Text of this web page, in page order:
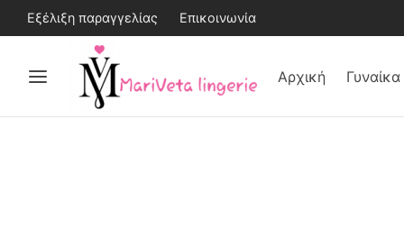
Εξέλιξη παραγγελίας Επικοινωνία
Αρχική Γυναίκα